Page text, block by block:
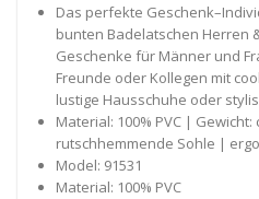
Das perfekte
bunten Badelatschen Herren
Geschenke für Männer und
Freunde oder Kollegen mit
lustige Hausschuhe oder
Material: 100% PVC |
rutschhemmende Sohle |
Model: 91531
Material: 100% PVC